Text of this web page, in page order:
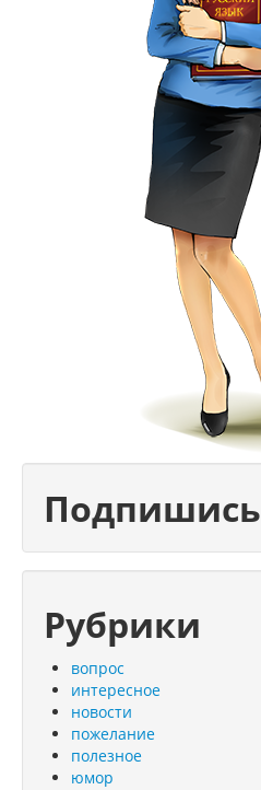
Подпишись
Рубрики
вопрос
интересное
новости
пожелание
полезное
юмор